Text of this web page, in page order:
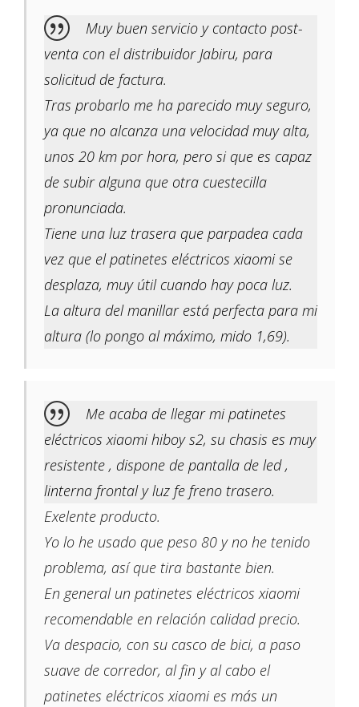
Muy buen servicio y contacto post-
venta con el distribuidor Jabiru, para
solicitud de factura.
Tras probarlo me ha parecido muy seguro,
ya que no alcanza una velocidad muy alta,
unos 20 km por hora, pero si que es capaz
de subir alguna que otra cuestecilla
pronunciada.
Tiene una luz trasera que parpadea cada
vez que el patinetes eléctricos xiaomi se
desplaza, muy útil cuando hay poca luz.
La altura del manillar está perfecta para mi
altura (lo pongo al máximo, mido 1,69).
Me acaba de llegar mi patinetes
eléctricos xiaomi hiboy s2, su chasis es muy
resistente , dispone de pantalla de led ,
linterna frontal y luz fe freno trasero.
Exelente producto.
Yo lo he usado que peso 80 y no he tenido
problema, así que tira bastante bien.
En general un patinetes eléctricos xiaomi
recomendable en relación calidad precio.
Va despacio, con su casco de bici, a paso
suave de corredor, al fin y al cabo el
patinetes eléctricos xiaomi es más un